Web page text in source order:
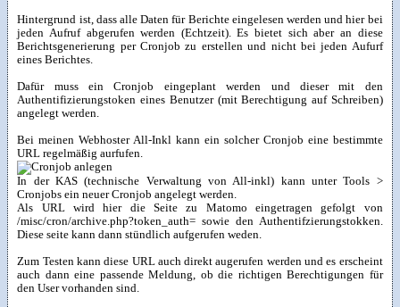
Hintergrund ist, dass alle Daten für Berichte eingelesen werden und hier bei
jeden Aufruf abgerufen werden (Echtzeit). Es bietet sich aber an diese
Berichtsgenerierung per Cronjob zu erstellen und nicht bei jeden Aufurf
eines Berichtes.
Dafür muss ein Cronjob eingeplant werden und dieser mit den
Authentifizierungstoken eines Benutzer (mit Berechtigung auf Schreiben)
angelegt werden.
Bei meinen Webhoster All-Inkl kann ein solcher Cronjob eine bestimmte
URL regelmäßig aurfufen.
In der KAS (technische Verwaltung von All-inkl) kann unter Tools >
Cronjobs ein neuer Cronjob angelegt werden.
Als URL wird hier die Seite zu Matomo eingetragen gefolgt von
/misc/cron/archive.php?token_auth= sowie den Authentifzierungstokken.
Diese seite kann dann stündlich aufgerufen weden.
Zum Testen kann diese URL auch direkt augerufen werden und es erscheint
auch dann eine passende Meldung, ob die richtigen Berechtigungen für
den User vorhanden sind.